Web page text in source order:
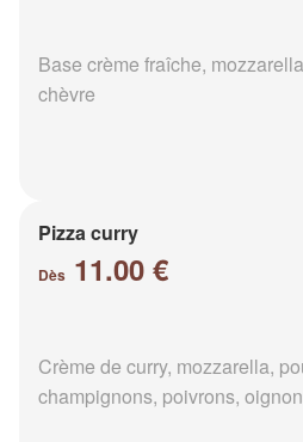
Base crème fraîche,
chèvre
Pizza curry
Dès 11.00 €
Crème de curry, mozzarella,
champignons, poivrons,